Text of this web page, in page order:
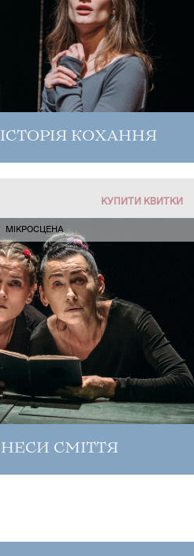
КОХАННЯ
КУПИТИ КВИТКИ
МІКРОСЦЕНА
СМІТТЯ